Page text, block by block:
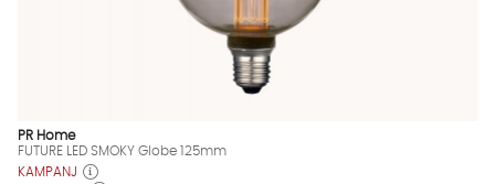
PR Home
FUTURE LED SMOKY Globe 125mm
KAMPANJ